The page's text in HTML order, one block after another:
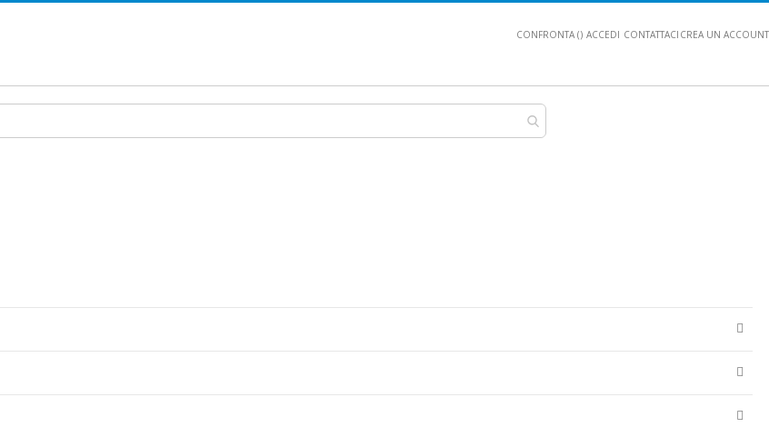
CONFRONTA () ACCEDI CONTATTACI CREA UN ACCOUNT